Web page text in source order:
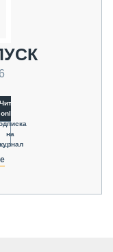
Читать
online
на